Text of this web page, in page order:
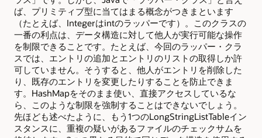
ば、プリミティブ型に当てはまる概念がつきまといます
（たとえば、Integerはintのラッパーです）。このクラスの
一番の利点は、データ構造に対して他人が実行可能な操作
を制限できることです。たとえば、今回のラッパー・クラ
スでは、エントリの追加とエントリのリストの取得しか許
可していません。そうすると、他人がエントリを削除した
り、既存のエントリを変更したりすることを防止できま
す。HashMapをそのまま使い、直接アクセスしているな
ら、このような制限を強制することはできないでしょう。
先ほども述べたように、もう1つのLongStringListTableイン
スタンスに、重複の疑いがあるファイルのチェックサムを